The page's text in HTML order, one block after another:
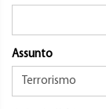
Assunto